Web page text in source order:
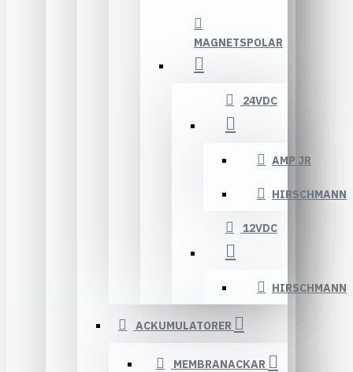
MAGNETSPOLAR
24VDC
AMP JR
HIRSCHMANN
12VDC
HIRSCHMANN
ACKUMULATORER
MEMBRANACKAR